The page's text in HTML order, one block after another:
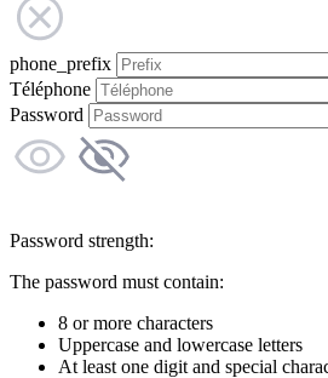
phone_prefix
Téléphone
Password
Password strength:
The password must contain:
8 or more characters
Uppercase and lowercase letters
At least one digit and special